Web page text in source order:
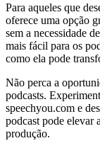
Para aqueles que
oferece uma opção
sem a necessidade
mais fácil para os
como ela pode
Não perca a
podcasts.
speechyou.com e
podcast pode elevar
produção.